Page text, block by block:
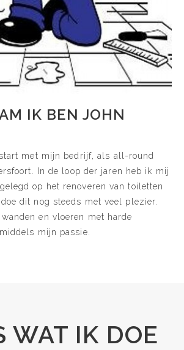
IK BEN JOHN
met mijn bedrijf, als all-round
In de loop der jaren heb ik mij
op het renoveren van toiletten
dit nog steeds met veel plezier.
en vloeren met harde
mijn passie.
WAT IK DOE